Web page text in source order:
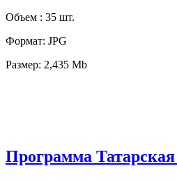
Объем : 35 шт.
Формат: JPG
Размер: 2,435 Mb
Программа